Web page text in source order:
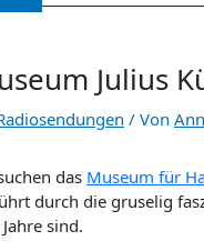
Julius
/ Von
das Museum für
durch die gruselig
sind.